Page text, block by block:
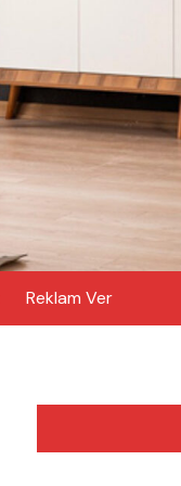
Reklam Ver